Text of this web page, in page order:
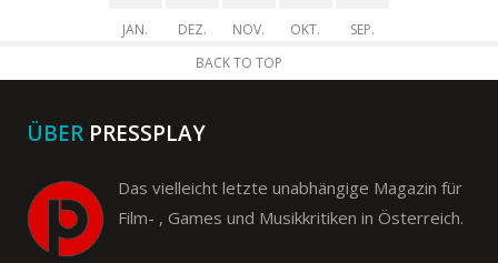
JAN. DEZ. NOV. OKT.
SEP.
BACK TO TOP
ÜBER PRESSPLAY
Das vielleicht letzte unabhängige Magazin für
Film- , Games und Musikkritiken in Österreich.